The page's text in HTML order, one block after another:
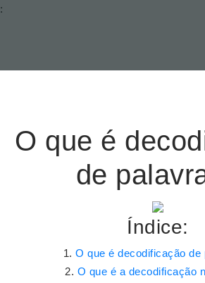
:
O que é
de
Índice:
O que é decodificação de
O que é a decodificação